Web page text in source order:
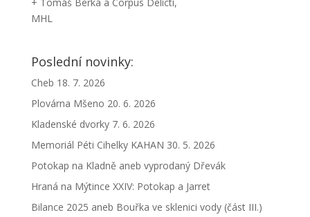
MHL
Poslední novinky:
Cheb 18. 7. 2026
Plovárna Mšeno 20. 6. 2026
Kladenské dvorky 7. 6. 2026
Memoriál Péti Cihelky KAHAN 30. 5. 2026
Potokap na Kladně aneb vyprodaný Dřevák
Hraná na Mýtince XXIV: Potokap a Jarret
Bilance 2025 aneb Bouřka ve sklenici vody (část III.)